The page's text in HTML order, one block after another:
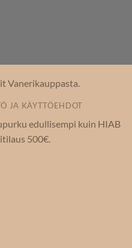
Vanerikauppasta.
JA KÄYTTÖEHDOT
edullisempi kuin HIAB
500€.